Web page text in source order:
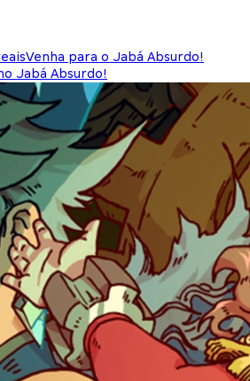
Venha para o Jabá Absurdo!
Jabá Absurdo!